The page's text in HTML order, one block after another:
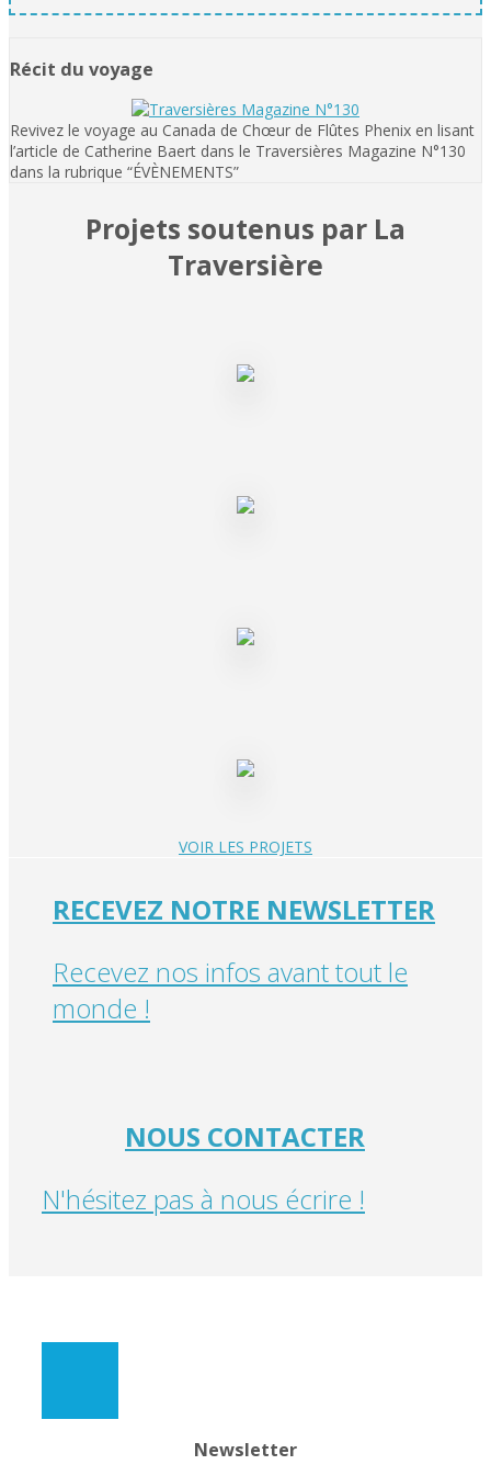
Récit du voyage
Revivez le voyage au Canada de Chœur de Flûtes Phenix en lisant
l’article de Catherine Baert dans le Traversières Magazine N°130
dans la rubrique “ÉVÈNEMENTS”
Projets soutenus par La
Traversière
VOIR LES PROJETS
RECEVEZ NOTRE NEWSLETTER
Recevez nos infos avant tout le
monde !
NOUS CONTACTER
N'hésitez pas à nous écrire !
Newsletter